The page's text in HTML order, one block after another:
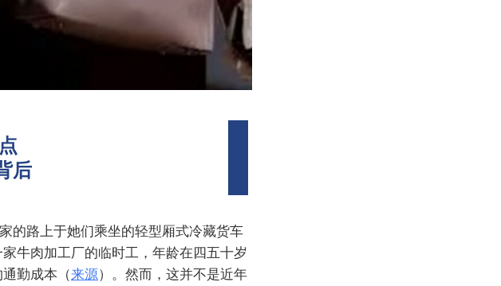
后
的路上于她们乘坐的轻型厢式冷藏货车
牛肉加工厂的临时工，年龄在四五十岁
勤成本（来源）。然而，这并不是近年